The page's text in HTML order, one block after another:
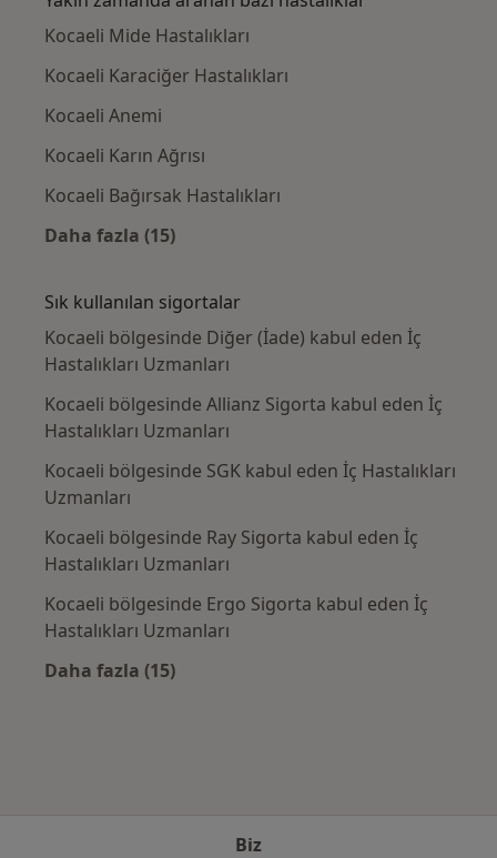
Kocaeli Mide Hastalıkları
Kocaeli Karaciğer Hastalıkları
Kocaeli Anemi
Kocaeli Karın Ağrısı
Kocaeli Bağırsak Hastalıkları
Daha fazla (15)
Sık kullanılan sigortalar
Kocaeli bölgesinde Diğer (İade) kabul eden İç
Hastalıkları Uzmanları
Kocaeli bölgesinde Allianz Sigorta kabul eden İç
Hastalıkları Uzmanları
Kocaeli bölgesinde SGK kabul eden İç Hastalıkları
Uzmanları
Kocaeli bölgesinde Ray Sigorta kabul eden İç
Hastalıkları Uzmanları
Kocaeli bölgesinde Ergo Sigorta kabul eden İç
Hastalıkları Uzmanları
Daha fazla (15)
Biz